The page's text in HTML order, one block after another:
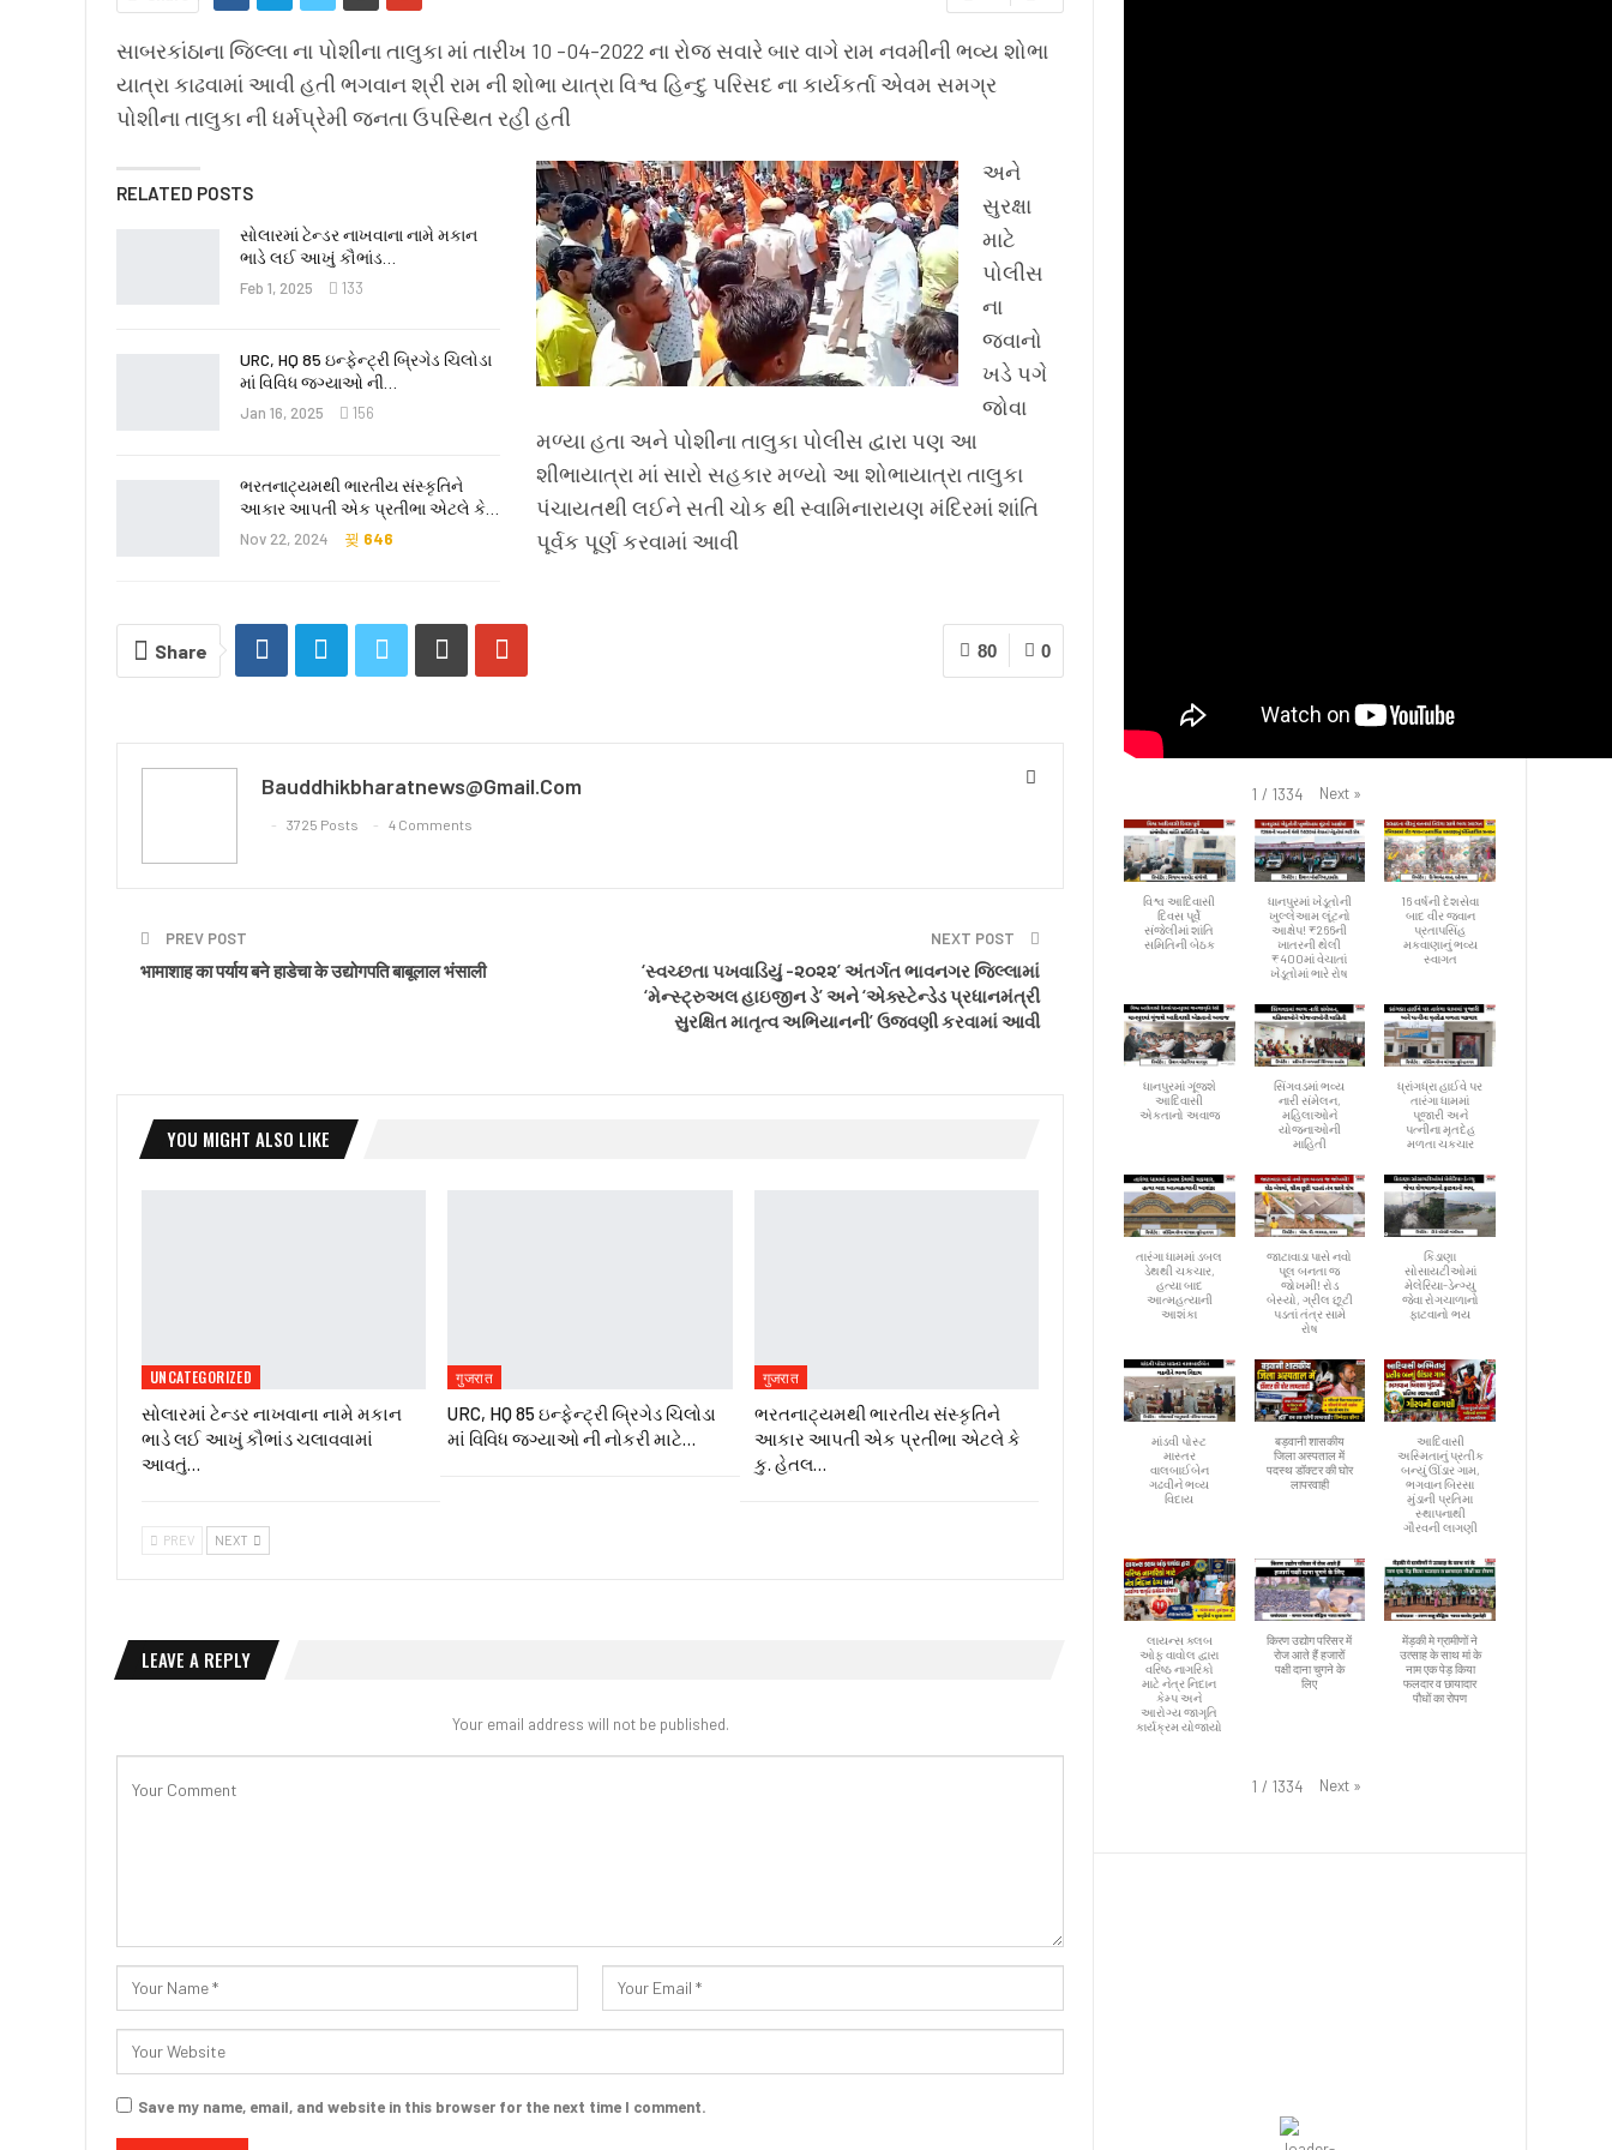
સાબરકાંઠાના જિલ્લા ના પોશીના તાલુકા માં તારીખ 10 -04-2022 ના રોજ સવારે બાર વાગે રામ નવમીની ભવ્ય શોભા
યાત્રા કાઢવામાં આવી હતી ભગવાન શ્રી રામ ની શોભા યાત્રા વિશ્વ હિન્દુ પરિસદ ના કાર્યકર્તા એવમ સમગ્ર
પોશીના તાલુકા ની ધર્મપ્રેમી જનતા ઉપસ્થિત રહી હતી
RELATED POSTS
સોલારમાં ટેન્ડર નાખવાના નામે મકાન
ભાડે લઈ આખું કૌભાંડ…
Feb 1, 2025 133
URC, HQ 85 ઇન્ફેન્ટ્રી બ્રિગેડ ચિલોડા
માં વિવિધ જગ્યાઓ ની…
Jan 16, 2025 156
ભરતનાટ્યમથી ભારતીય સંસ્કૃતિને
આકાર આપતી એક પ્રતીભા એટલે કે‌…
Nov 22, 2024 646
અને
સુરક્ષા
માટે
પોલીસ
ના
જવાનો
ખડે પગે
જોવા
મળ્યા હતા અને પોશીના તાલુકા પોલીસ દ્વારા પણ આ
શીભાયાત્રા માં સારો સહકાર મળ્યો આ શોભાયાત્રા તાલુકા
પંચાયતથી લઈને સતી ચોક થી સ્વામિનારાયણ મંદિરમાં શાંતિ
પૂર્વક પૂર્ણ કરવામાં આવી
0
80
Share
Bauddhikbharatnews@gmail.com
3725 Posts 4 Comments
PREV POST
भामाशाह का पर्याय बने हाडेचा के उद्योगपति बाबूलाल भंसाली
NEXT POST
‘સ્વચ્છતા પખવાડિયું -૨૦૨૨’ અંતર્ગત ભાવનગર જિલ્લામાં
‘મેન્સ્ટ્રુઅલ હાઇજીન ડે’ અને ‘એક્સ્ટેન્ડેડ પ્રધાનમંત્રી
સુરક્ષિત માતૃત્વ અભિયાનની’ ઉજવણી કરવામાં આવી
YOU MIGHT ALSO LIKE
UNCATEGORIZED
સોલારમાં ટેન્ડર નાખવાના નામે મકાન
ભાડે લઈ આખું કૌભાંડ ચલાવવામાં
આવતું…
गुजरात
URC, HQ 85 ઇન્ફેન્ટ્રી બ્રિગેડ ચિલોડા
માં વિવિધ જગ્યાઓ ની નોકરી માટે…
गुजरात
ભરતનાટ્યમથી ભારતીય સંસ્કૃતિને
આકાર આપતી એક પ્રતીભા એટલે કે‌
કુ. હેતલ…
PREV NEXT
LEAVE A REPLY
Your email address will not be published.
Save my name, email, and website in this browser for the next time I comment.
1 / 1334 Next »
વિશ્વ આદિવાસી
દિવસ પૂર્વે
સંજેલીમાં શાંતિ
સમિતિની બેઠક
ધાનપુરમાં ખેડૂતોની
ખુલ્લેઆમ લૂંટનો
આક્ષેપ! ₹266ની
ખાતરની થેલી
₹400માં વેચાતાં
ખેડૂતોમાં ભારે રોષ
16 વર્ષની દેશસેવા
બાદ વીર જવાન
પ્રતાપસિંહ
મકવાણાનું ભવ્ય
સ્વાગત
ધાનપુરમાં ગૂંજશે
આદિવાસી
એકતાનો અવાજ
સિંગવડમાં ભવ્ય
નારી સંમેલન,
મહિલાઓને
યોજનાઓની
માહિતી
ધ્રાંગધ્રા હાઈવે પર
તારંગા ધામમાં
પૂજારી અને
પત્નીના મૃતદેહ
મળતા ચકચાર
તારંગા ધામમાં ડબલ
ડેથથી ચકચાર,
હત્યા બાદ
આત્મહત્યાની
આશંકા
જાટાવાડા પાસે નવો
પૂલ બનતા જ
જોખમી! રોડ
બેસ્યો, ગ્રીલ છૂટી
પડતાં તંત્ર સામે
રોષ
કિડાણા
સોસાયટીઓમાં
મેલેરિયા-ડેન્ગ્યુ
જેવા રોગચાળાનો
ફાટવાનો ભય
માંડવી પોસ્ટ
માસ્તર
વાલબાઈબેન
ગઢવીને ભવ્ય
વિદાય
बड़वानी शासकीय
जिला अस्पताल में
पदस्थ डॉक्टर की घोर
लापरवाही
આદિવાસી
અસ્મિતાનું પ્રતીક
બન્યું ઊંડાર ગામ,
ભગવાન બિરસા
મુંડાની પ્રતિમા
સ્થાપનાથી
ગૌરવની લાગણી
લાયન્સ ક્લબ
ઓફ વાવોલ દ્વારા
વરિષ્ઠ નાગરિકો
માટે નેત્ર નિદાન
કેમ્પ અને
આરોગ્ય જાગૃતિ
કાર્યક્રમ યોજાયો
किरण उद्योग परिसर में
रोज आते हैं हजारों
पक्षी दाना चुगने के
लिए
मेंड़की मे ग्रामीणों ने
उत्साह के साथ मां के
नाम एक पेड़ किया
फलदार व छायादार
पौधों का रोपण
1 / 1334 Next »
Overcast Clouds